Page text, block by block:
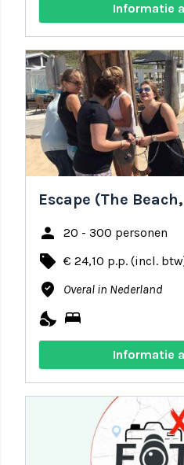
Informatie
Escape (The
person 20 - 300 personen
local_offer € 24,10 p.p. (incl.
where_to_vote Overal in Nederland
nights_stay bed
Informatie